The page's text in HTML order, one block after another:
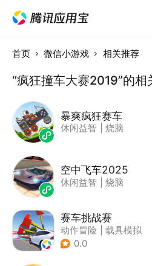
首页 微信小游戏 相关推荐
“疯狂撞车大赛2019”的相
暴爽疯狂赛车
休闲益智 烧脑
空中飞车2025
休闲益智 烧脑
赛车挑战赛
动作冒险
载具模拟
| 汽车
0.0